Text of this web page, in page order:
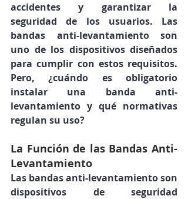
accidentes y garantizar la
seguridad de los usuarios. Las
bandas anti-levantamiento son
uno de los dispositivos diseñados
para cumplir con estos requisitos.
Pero, ¿cuándo es obligatorio
instalar una banda anti-
levantamiento y qué normativas
regulan su uso?
La Función de las Bandas Anti-
Levantamiento
Las bandas anti-levantamiento son
dispositivos de seguridad